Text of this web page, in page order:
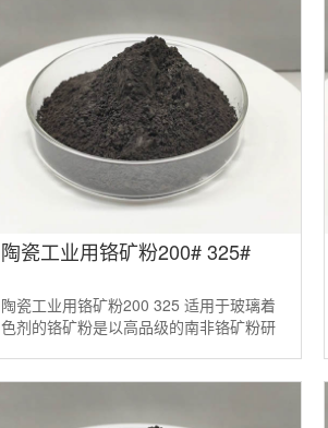
陶瓷工业用铬矿粉200# 325#
陶瓷工业用铬矿粉200 325 适用于玻璃着
色剂的铬矿粉是以高品级的南非铬矿粉研